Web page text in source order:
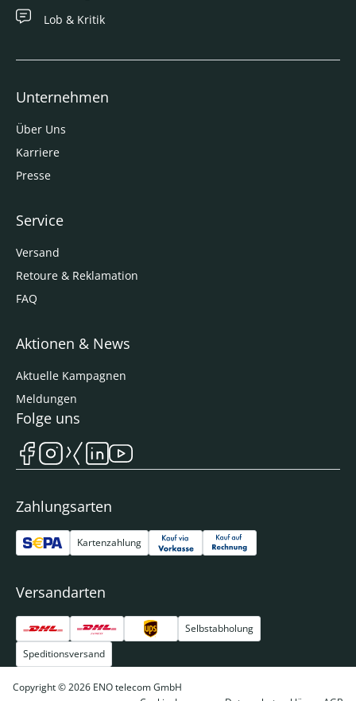
Lob & Kritik
Unternehmen
Über Uns
Karriere
Presse
Service
Versand
Retoure & Reklamation
FAQ
Aktionen & News
Aktuelle Kampagnen
Meldungen
Zahlungsarten
Kartenzahlung
Versandarten
Selbstabholung
Speditionsversand
Folge uns
Copyright © 2026 ENO telecom GmbH